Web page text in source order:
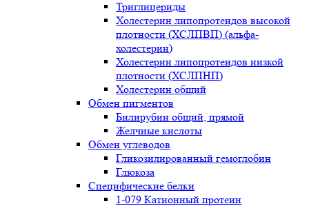
Триглицериды
Холестерин липопротеидов высокой
плотности (ХСЛПВП) (альфа-
холестерин)
Холестерин липопротеидов низкой
плотности (ХСЛПНП)
Холестерин общий
Обмен пигментов
Билирубин общий, прямой
Желчные кислоты
Обмен углеводов
Гликозилированный гемоглобин
Глюкоза
Специфические белки
1-079 Катионный протеин